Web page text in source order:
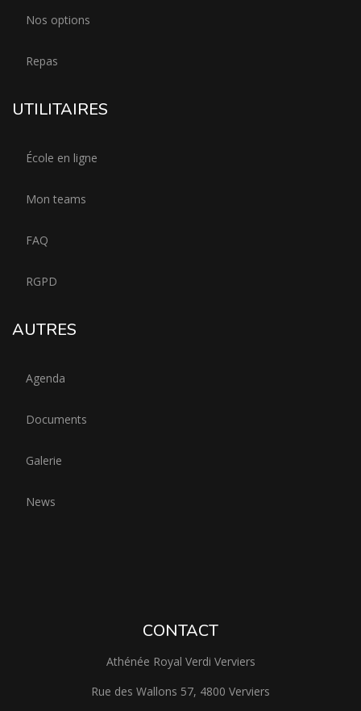
Nos options
Repas
UTILITAIRES
École en ligne
Mon teams
FAQ
RGPD
AUTRES
Agenda
Documents
Galerie
News
CONTACT
Athénée Royal Verdi Verviers
Rue des Wallons 57, 4800 Verviers